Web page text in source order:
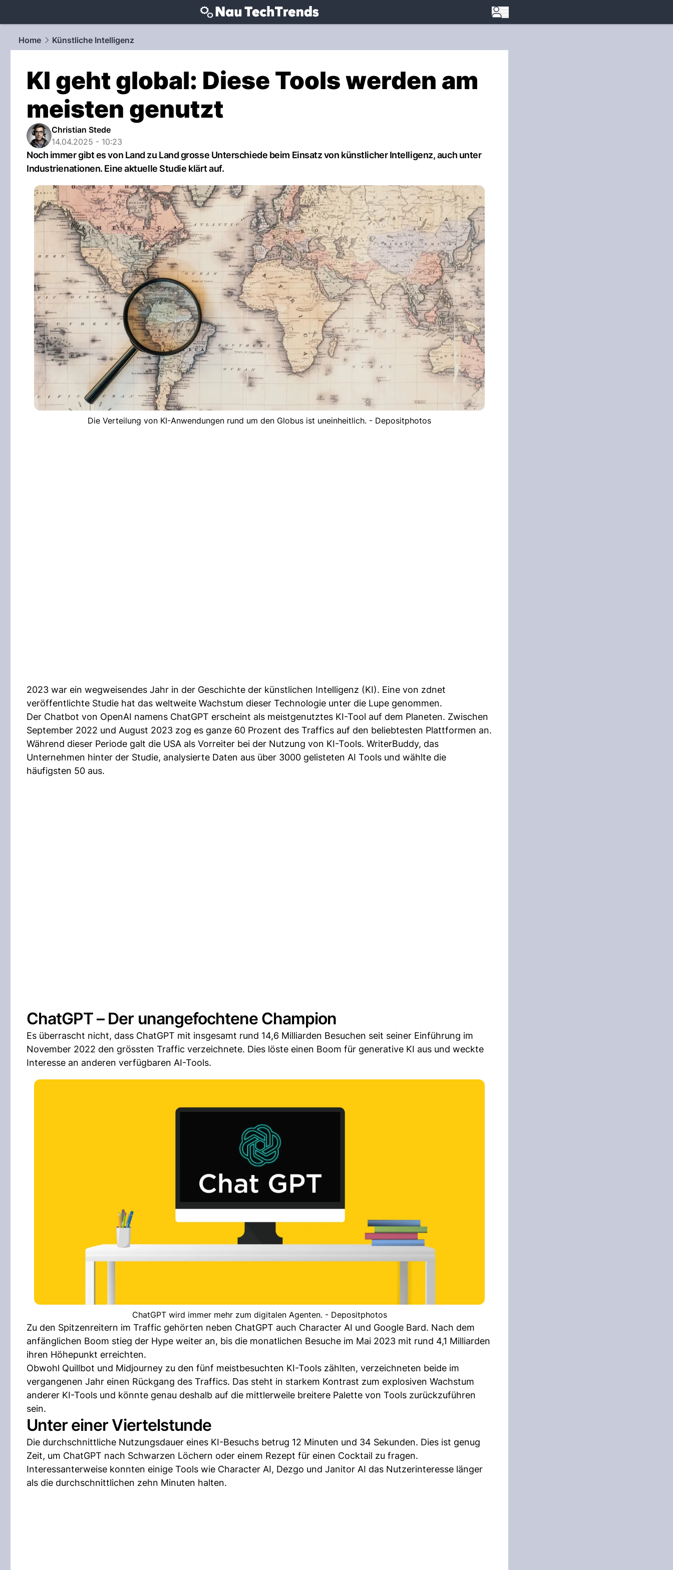
techtrends.NAU.ch
Home
Künstliche Intelligenz
KI geht global: Diese Tools werden am
meisten genutzt
Christian Stede
14.04.2025 - 10:23
Noch immer gibt es von Land zu Land grosse Unterschiede beim Einsatz von künstlicher Intelligenz, auch unter
Industrienationen. Eine aktuelle Studie klärt auf.
Die Verteilung von KI-Anwendungen rund um den Globus ist uneinheitlich. - Depositphotos
2023 war ein wegweisendes Jahr in der Geschichte der künstlichen Intelligenz (KI). Eine von zdnet
veröffentlichte Studie hat das weltweite Wachstum dieser Technologie unter die Lupe genommen.
Der Chatbot von OpenAI namens ChatGPT erscheint als meistgenutztes KI-Tool auf dem Planeten. Zwischen
September 2022 und August 2023 zog es ganze 60 Prozent des Traffics auf den beliebtesten Plattformen an.
Während dieser Periode galt die USA als Vorreiter bei der Nutzung von KI-Tools. WriterBuddy, das
Unternehmen hinter der Studie, analysierte Daten aus über 3000 gelisteten AI Tools und wählte die
häufigsten 50 aus.
ChatGPT – Der unangefochtene Champion
Es überrascht nicht, dass ChatGPT mit insgesamt rund 14,6 Milliarden Besuchen seit seiner Einführung im
November 2022 den grössten Traffic verzeichnete. Dies löste einen Boom für generative KI aus und weckte
Interesse an anderen verfügbaren AI-Tools.
ChatGPT wird immer mehr zum digitalen Agenten. - Depositphotos
Zu den Spitzenreitern im Traffic gehörten neben ChatGPT auch Character AI und Google Bard. Nach dem
anfänglichen Boom stieg der Hype weiter an, bis die monatlichen Besuche im Mai 2023 mit rund 4,1 Milliarden
ihren Höhepunkt erreichten.
Obwohl Quillbot und Midjourney zu den fünf meistbesuchten KI-Tools zählten, verzeichneten beide im
vergangenen Jahr einen Rückgang des Traffics. Das steht in starkem Kontrast zum explosiven Wachstum
anderer KI-Tools und könnte genau deshalb auf die mittlerweile breitere Palette von Tools zurückzuführen
sein.
Unter einer Viertelstunde
Die durchschnittliche Nutzungsdauer eines KI-Besuchs betrug 12 Minuten und 34 Sekunden. Dies ist genug
Zeit, um ChatGPT nach Schwarzen Löchern oder einem Rezept für einen Cocktail zu fragen.
Interessanterweise konnten einige Tools wie Character AI, Dezgo und Janitor AI das Nutzerinteresse länger
als die durchschnittlichen zehn Minuten halten.